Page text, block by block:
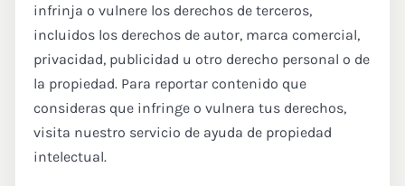
infrinja o vulnere los derechos de terceros,
incluidos los derechos de autor, marca comercial,
privacidad, publicidad u otro derecho personal o de
la propiedad. Para reportar contenido que
consideras que infringe o vulnera tus derechos,
visita nuestro servicio de ayuda de propiedad
intelectual.